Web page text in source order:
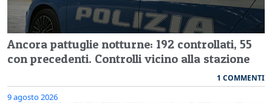
Ancora pattuglie notturne: 192 controllati, 55
con precedenti. Controlli vicino alla stazione
1 COMMENTI
9 agosto 2026